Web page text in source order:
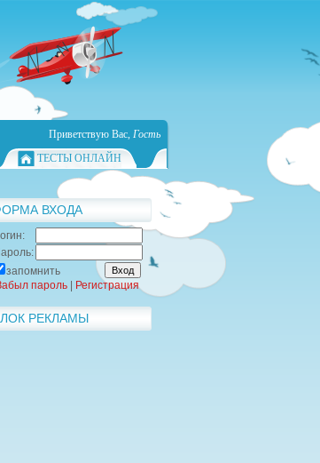
Приветствую Вас, Гость
ТЕСТЫ ОНЛАЙН
ВХОДА
запомнить
пароль
Регистрация
РЕКЛАМЫ